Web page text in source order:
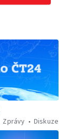
Zprávy Diskuze